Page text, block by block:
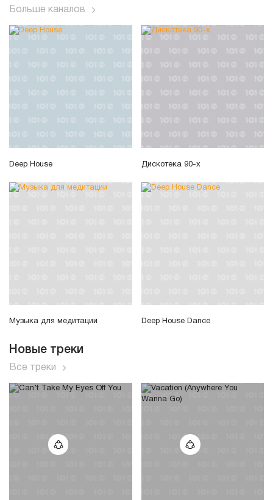
Больше каналов
Deep House Дискотека 90-х
Музыка для медитации Deep House Dance
Новые треки
Все треки